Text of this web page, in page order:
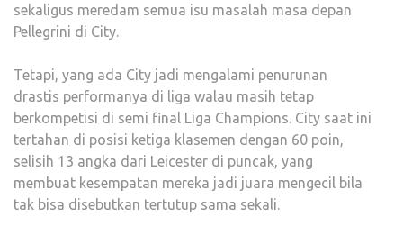
sekaligus meredam semua isu masalah masa depan
Pellegrini di City.
Tetapi, yang ada City jadi mengalami penurunan
drastis performanya di liga walau masih tetap
berkompetisi di semi final Liga Champions. City saat ini
tertahan di posisi ketiga klasemen dengan 60 poin,
selisih 13 angka dari Leicester di puncak, yang
membuat kesempatan mereka jadi juara mengecil bila
tak bisa disebutkan tertutup sama sekali.